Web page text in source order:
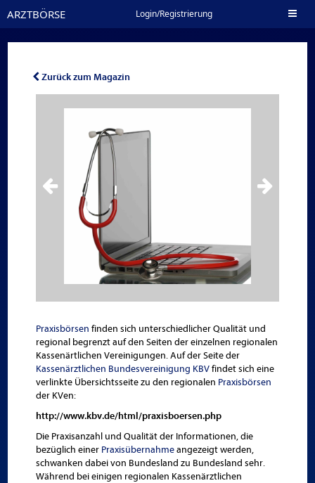
ARZTBÖRSE Login/Registrierung
Zurück zum Magazin
Praxisbörsen finden sich unterschiedlicher Qualität und
regional begrenzt auf den Seiten der einzelnen regionalen
Kassenärtlichen Vereinigungen. Auf der Seite der
Kassenärztlichen Bundesvereinigung KBVfindet sich eine
verlinkte Übersichtsseite zu den regionalen Praxisbörsen
der KVen:
http://www.kbv.de/html/praxisboersen.php
Die Praxisanzahl und Qualität der Informationen, die
bezüglich einer Praxisübernahmeangezeigt werden,
schwanken dabei von Bundesland zu Bundesland sehr.
Während bei einigen regionalen Kassenärztlichen